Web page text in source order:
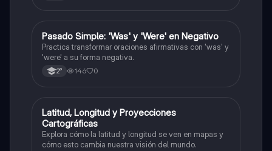
PInglés
Pasado Simple: 'Was' y 'Were' en Negativo
Practica transformar oraciones afirmativas con 'was' y
'were' a su forma negativa.
2° 146 0
LGeografía
Latitud, Longitud y Proyecciones
Cartográficas
Explora cómo la latitud y longitud se ven en mapas y
cómo esto cambia nuestra visión del mundo.